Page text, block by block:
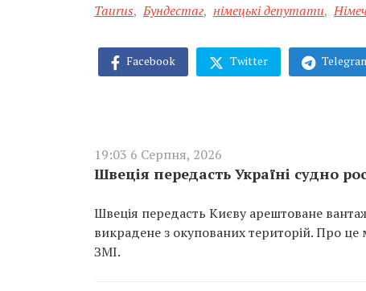
Taurus, Бундестаг, німецькі депутати,
Facebook Twitter
19:03 6 Серпня, 2026
Швеція передасть Україні судно
Швеція передасть Києву арештоване
викрадене з окупованих територій. Про
ЗМІ.